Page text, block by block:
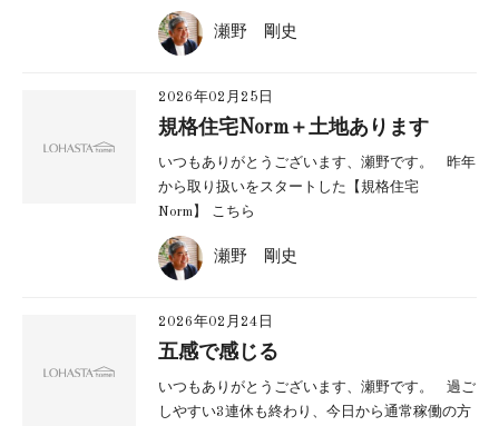
瀬野 剛史
2026年02月25日
規格住宅Norm＋土地あります
いつもありがとうございます、瀬野です。 昨年
から取り扱いをスタートした【規格住宅
Norm】 こちら
瀬野 剛史
2026年02月24日
五感で感じる
いつもありがとうございます、瀬野です。 過ご
しやすい3連休も終わり、今日から通常稼働の方